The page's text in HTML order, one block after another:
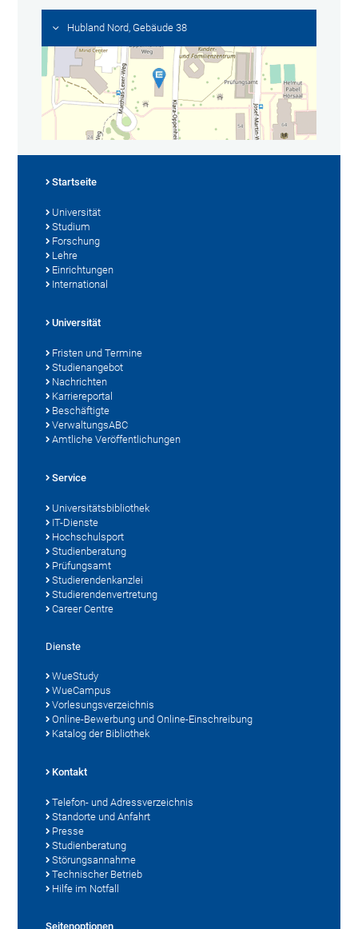
Hubland Nord, Gebäude 38
Startseite
Universität
Studium
Forschung
Lehre
Einrichtungen
International
Universität
Fristen und Termine
Studienangebot
Nachrichten
Karriereportal
Beschäftigte
VerwaltungsABC
Amtliche Veröffentlichungen
Service
Universitätsbibliothek
IT-Dienste
Hochschulsport
Studienberatung
Prüfungsamt
Studierendenkanzlei
Studierendenvertretung
Career Centre
Dienste
WueStudy
WueCampus
Vorlesungsverzeichnis
Online-Bewerbung und Online-Einschreibung
Katalog der Bibliothek
Kontakt
Telefon- und Adressverzeichnis
Standorte und Anfahrt
Presse
Studienberatung
Störungsannahme
Technischer Betrieb
Hilfe im Notfall
Seitenoptionen